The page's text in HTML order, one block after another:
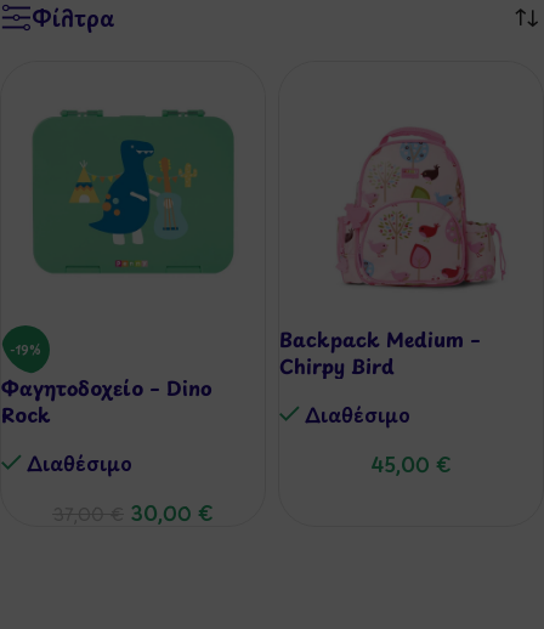
Φίλτρα
-19%
Φαγητοδοχείο – Dino
Rock
Διαθέσιμo
30,00 €
Backpack Medium –
Chirpy Bird
Διαθέσιμo
45,00 €